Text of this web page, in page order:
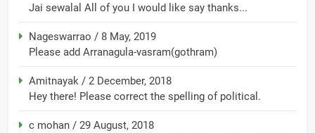
Jai sewalal All of you I would like say thanks...
Nageswarrao / 8 May, 2019
Please add Arranagula-vasram(gothram)
Amitnayak / 2 December, 2018
Hey there! Please correct the spelling of political.
c mohan / 29 August, 2018